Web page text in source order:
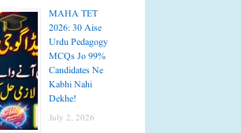
MAHA TET
2026: 30 Aise
Urdu Pedagogy
MCQs Jo 99%
Candidates Ne
Kabhi Nahi
Dekhe!
July 2, 2026